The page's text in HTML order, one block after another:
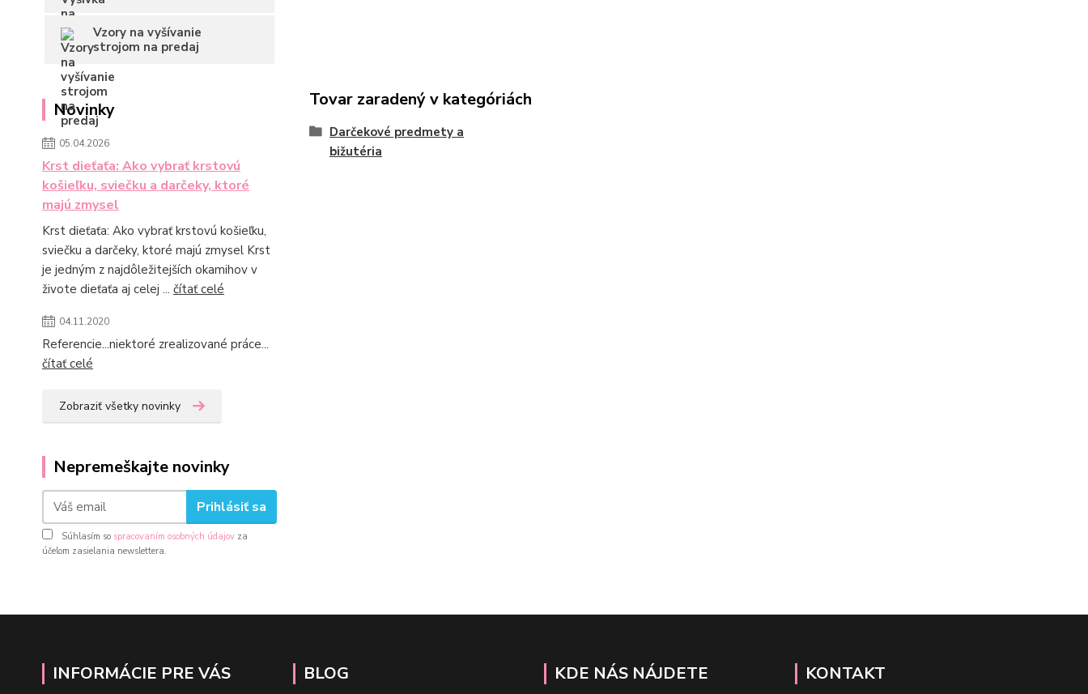
Vzory na vyšívanie
strojom na predaj
Novinky
05.04.2026
Krst dieťaťa: Ako vybrať krstovú
košieľku, sviečku a darčeky, ktoré
majú zmysel
Krst dieťaťa: Ako vybrať krstovú košieľku,
sviečku a darčeky, ktoré majú zmysel Krst
je jedným z najdôležitejších okamihov v
živote dieťaťa aj celej ... čítať celé
04.11.2020
Referencie...niektoré zrealizované práce...
čítať celé
Zobraziť všetky novinky
Nepremeškajte novinky
Prihlásiť sa
Súhlasím so spracovaním osobných údajov za
účelom zasielania newslettera.
Tovar zaradený v kategóriách
Darčekové predmety a
bižutéria
INFORMÁCIE PRE VÁS BLOG KDE NÁS NÁJDETE KONTAKT